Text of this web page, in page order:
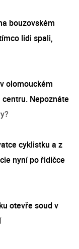
bouzovském
lidi spali,
olomouckém
Nepoznáte
cyklistku a z
nyní po řidičce
otevře soud v